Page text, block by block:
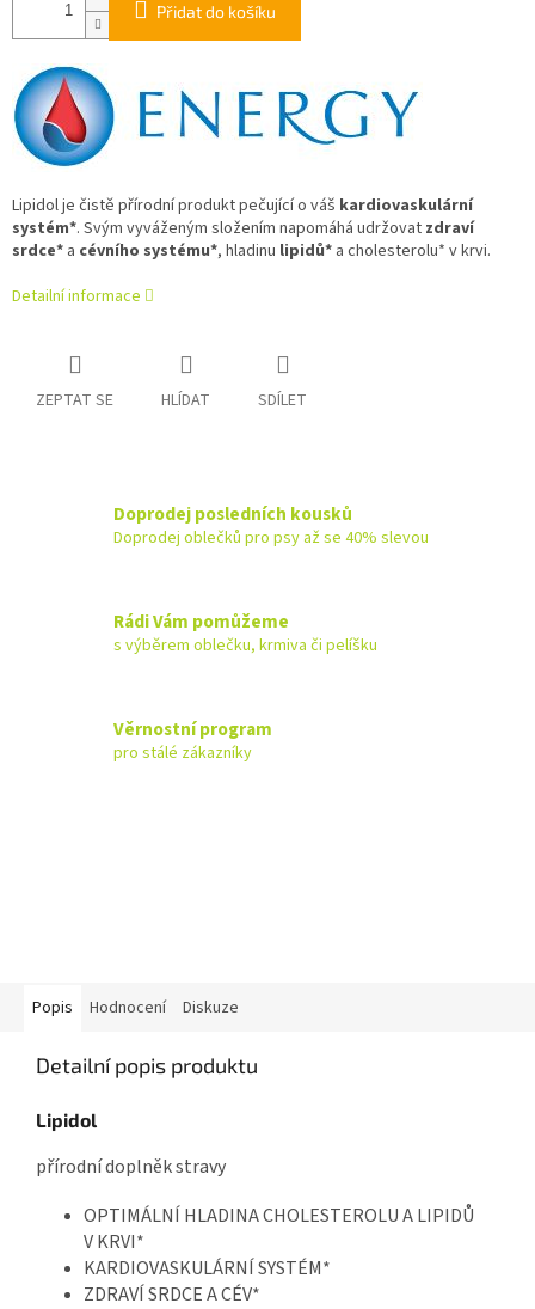
Přidat do košíku
Lipidol je čistě přírodní produkt pečující o váš kardiovaskulární
systém*. Svým vyváženým složením napomáhá udržovat zdraví
srdce* a cévního systému*, hladinu lipidů* a cholesterolu* v krvi.
Detailní informace
ZEPTAT SE HLÍDAT SDÍLET
Doprodej posledních kousků
Doprodej oblečků pro psy až se 40% slevou
Rádi Vám pomůžeme
s výběrem oblečku, krmiva či pelíšku
Věrnostní program
pro stálé zákazníky
Popis Hodnocení Diskuze
Detailní popis produktu
Lipidol
přírodní doplněk stravy
OPTIMÁLNÍ HLADINA CHOLESTEROLU A LIPIDŮ
V KRVI*
KARDIOVASKULÁRNÍ SYSTÉM*
ZDRAVÍ SRDCE A CÉV*